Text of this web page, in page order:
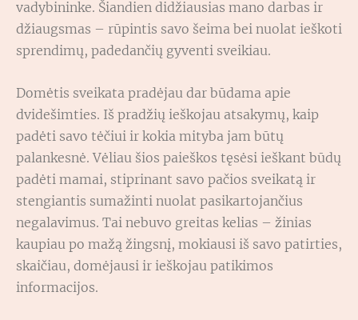
vadybininke. Šiandien didžiausias mano darbas ir
džiaugsmas – rūpintis savo šeima bei nuolat ieškoti
sprendimų, padedančių gyventi sveikiau.
Domėtis sveikata pradėjau dar būdama apie
dvidešimties. Iš pradžių ieškojau atsakymų, kaip
padėti savo tėčiui ir kokia mityba jam būtų
palankesnė. Vėliau šios paieškos tęsėsi ieškant būdų
padėti mamai, stiprinant savo pačios sveikatą ir
stengiantis sumažinti nuolat pasikartojančius
negalavimus. Tai nebuvo greitas kelias – žinias
kaupiau po mažą žingsnį, mokiausi iš savo patirties,
skaičiau, domėjausi ir ieškojau patikimos
informacijos.